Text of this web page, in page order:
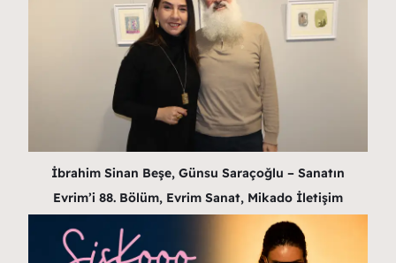
İbrahim Sinan Beşe, Günsu Saraçoğlu – Sanatın
Evrim’i 88. Bölüm, Evrim Sanat, Mikado İletişim